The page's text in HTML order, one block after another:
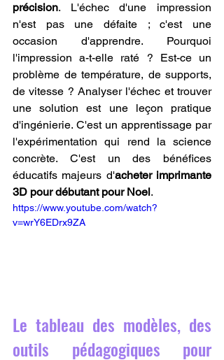
précision. L'échec d'une impression
n'est pas une défaite ; c'est une
occasion d'apprendre. Pourquoi
l'impression a-t-elle raté ? Est-ce un
problème de température, de supports,
de vitesse ? Analyser l'échec et trouver
une solution est une leçon pratique
d'ingénierie. C'est un apprentissage par
l'expérimentation qui rend la science
concrète. C'est un des bénéfices
éducatifs majeurs d'acheter imprimante
3D pour débutant pour Noel.
https://www.youtube.com/watch?
v=wrY6EDrx9ZA
Le tableau des modèles, des